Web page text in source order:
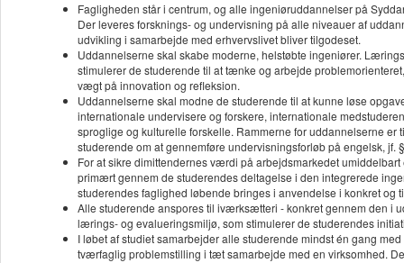
Fagligheden står i centrum, og alle ingeniøruddannelser på
Der leveres forsknings- og undervisning på alle niveauer af
udvikling i samarbejde med erhvervslivet bliver tilgodeset.
Uddannelserne skal skabe moderne, helstøbte ingeniører.
stimulerer de studerende til at tænke og arbejde
vægt på innovation og refleksion.
Uddannelserne skal modne de studerende til at kunne løse
internationale undervisere og forskere, internationale
sproglige og kulturelle forskelle. Rammerne for uddannelserne
studerende om at gennemføre undervisningsforløb på engelsk, jf.
For at sikre dimittendernes værdi på arbejdsmarkedet
primært gennem de studerendes deltagelse i den integrerede
studerendes faglighed løbende bringes i anvendelse i konkret og
Alle studerende anspores til iværksætteri - konkret gennem den i
lærings- og evalueringsmiljø, som stimulerer de studerendes
I løbet af studiet samarbejder alle studerende mindst én gang
tværfaglig problemstilling i tæt samarbejde med en virksomhed.